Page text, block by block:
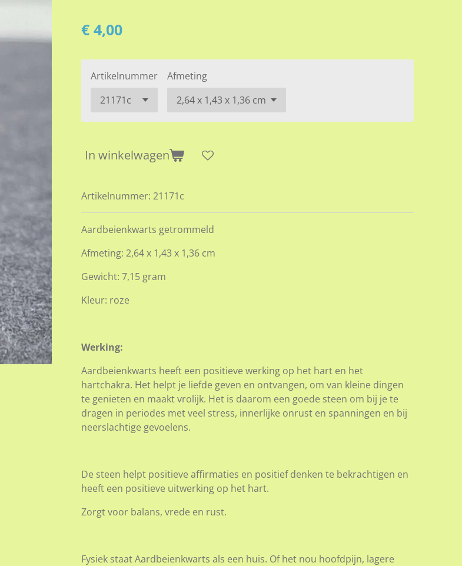
€ 4,00
Artikelnummer Afmeting
In winkelwagen
Artikelnummer: 21171c
Aardbeienkwarts getrommeld
Afmeting: 2,64 x 1,43 x 1,36 cm
Gewicht: 7,15 gram
Kleur: roze
Werking:
Aardbeienkwarts heeft een positieve werking op het hart en het
hartchakra. Het helpt je liefde geven en ontvangen, om van kleine dingen
te genieten en maakt vrolijk. Het is daarom een goede steen om bij je te
dragen in periodes met veel stress, innerlijke onrust en spanningen en bij
neerslachtige gevoelens.
De steen helpt positieve affirmaties en positief denken te bekrachtigen en
heeft een positieve uitwerking op het hart.
Zorgt voor balans, vrede en rust.
Fysiek staat Aardbeienkwarts als een huis. Of het nou hoofdpijn, lagere